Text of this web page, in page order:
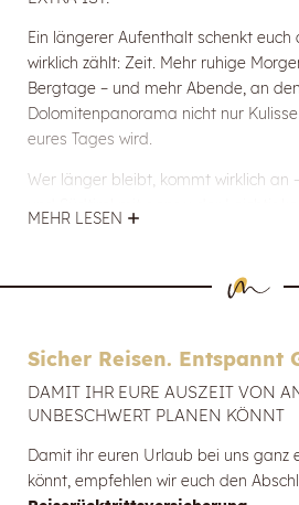
Ein längerer Aufenthalt schenkt
wirklich zählt: Zeit. Mehr ruhige
Bergtage – und mehr Abende, an
Dolomitenpanorama nicht nur
eures Tages wird.
Wer länger bleibt, kommt wirklich an
Berge fährt.
Zeit, die Berge Südtirols in der
zu erleben.
JETZT ANFRAGEN
MEHR LESEN
Sicher Reisen. Entspannt
DAMIT IHR EURE AUSZEIT VON
UNBESCHWERT PLANEN KÖNNT
Damit ihr euren Urlaub bei uns ganz
könnt, empfehlen wir euch den
Newsletteranmeldung
Anrede
Vorname